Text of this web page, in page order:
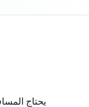
يحتاج